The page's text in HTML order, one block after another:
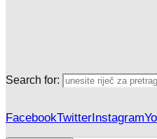
Search for:
FacebookTwitterInstagram